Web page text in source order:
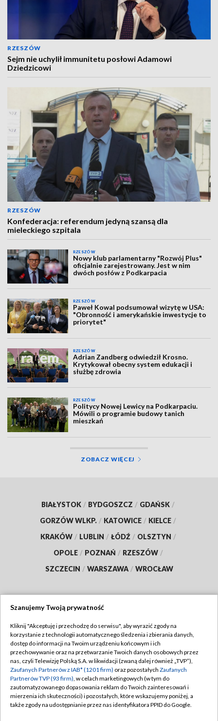
RZESZÓW
Sejm nie uchylił immunitetu posłowi Adamowi
Dziedzicowi
RZESZÓW
Konfederacja: referendum jedyną szansą dla
mieleckiego szpitala
RZESZÓW
Nowy klub parlamentarny "Rozwój Plus"
oficjalnie zarejestrowany. Jest w nim
dwóch posłów z Podkarpacia
RZESZÓW
Paweł Kowal podsumował wizytę w USA:
"Obronność i amerykańskie inwestycje to
priorytet"
RZESZÓW
Adrian Zandberg odwiedził Krosno.
Krytykował obecny system edukacji i
służbę zdrowia
RZESZÓW
Politycy Nowej Lewicy na Podkarpaciu.
Mówili o programie budowy tanich
mieszkań
ZOBACZ WIĘCEJ
BIAŁYSTOK / BYDGOSZCZ / GDAŃSK /
GORZÓW WLKP. / KATOWICE / KIELCE /
KRAKÓW / LUBLIN / ŁÓDŹ / OLSZTYN /
OPOLE / POZNAŃ / RZESZÓW /
SZCZECIN / WARSZAWA / WROCŁAW
TVP
Abonament TVP
Emisja w TVP
Centrum informacji TVP
Naziemna Telewizja Cyfrowa
Regulamin TVP
Polityka prywatności
Moje zgody
Pomoc
Szanujemy Twoją prywatność
Kliknij "Akceptuję i przechodzę do serwisu", aby wyrazić zgody na
korzystanie z technologii automatycznego śledzenia i zbierania danych,
dostęp do informacji na Twoim urządzeniu końcowym i ich
przechowywanie oraz na przetwarzanie Twoich danych osobowych przez
nas, czyli Telewizję Polską S.A. w likwidacji (zwaną dalej również „TVP”),
Zaufanych Partnerów z IAB* (1201 firm) oraz pozostałych Zaufanych
Partnerów TVP (93 firm), w celach marketingowych (w tym do
zautomatyzowanego dopasowania reklam do Twoich zainteresowań i
mierzenia ich skuteczności) i pozostałych, które wskazujemy poniżej, a
także zgody na udostępnianie przez nas identyfikatora PPID do Google.